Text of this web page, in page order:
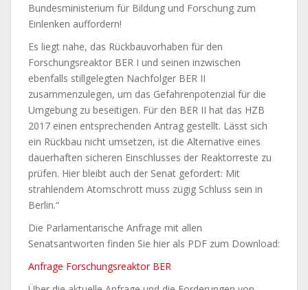
Bundesministerium für Bildung und Forschung zum
Einlenken auffordern!
Es liegt nahe, das Rückbauvorhaben für den
Forschungsreaktor BER I und seinen inzwischen
ebenfalls stillgelegten Nachfolger BER II
zusammenzulegen, um das Gefahrenpotenzial für die
Umgebung zu beseitigen. Für den BER II hat das HZB
2017 einen entsprechenden Antrag gestellt. Lässt sich
ein Rückbau nicht umsetzen, ist die Alternative eines
dauerhaften sicheren Einschlusses der Reaktorreste zu
prüfen. Hier bleibt auch der Senat gefordert: Mit
strahlendem Atomschrott muss zügig Schluss sein in
Berlin.“
Die Parlamentarische Anfrage mit allen
Senatsantworten finden Sie hier als PDF zum Download:
Anfrage Forschungsreaktor BER